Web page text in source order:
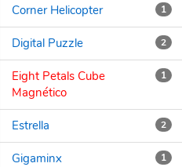
1
Corner Helicopter
2
Digital Puzzle
1
Eight Petals Cube
Magnético
2
Estrella
1
Gigaminx